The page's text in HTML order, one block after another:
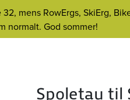
mens RowErgs, SkiErg,
normalt. God sommer!
Spoletau til